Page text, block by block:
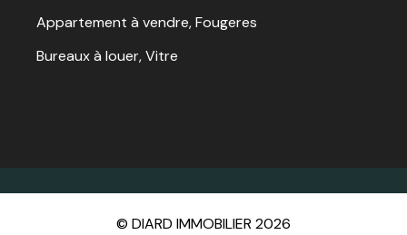
Appartement à vendre, Fougeres
Bureaux à louer, Vitre
© DIARD IMMOBILIER 2026